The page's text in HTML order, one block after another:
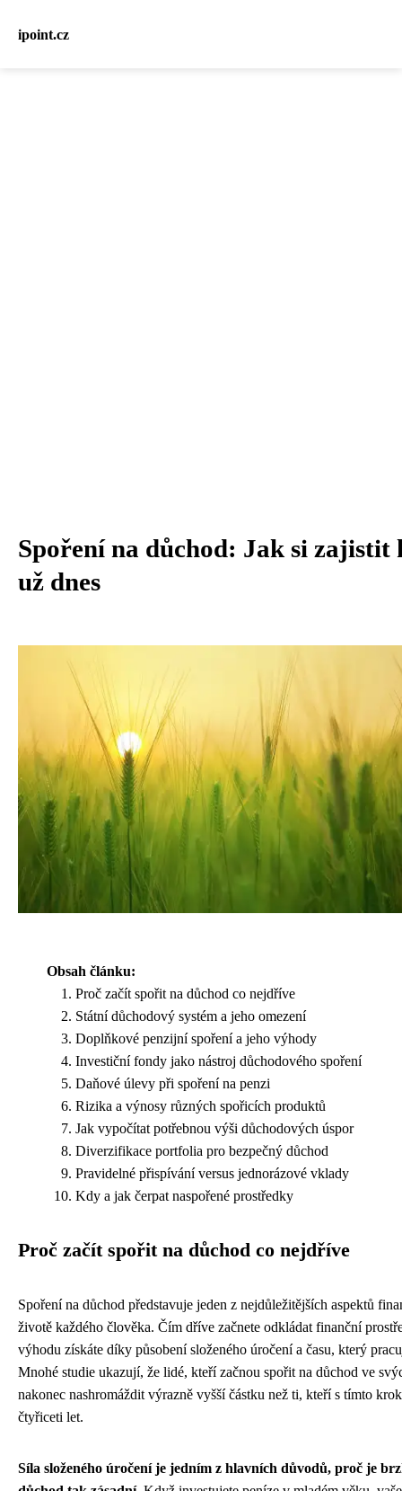
ipoint.cz
Spoření na důchod: Jak si zajistit
už dnes
Obsah článku:
Proč začít spořit na důchod co nejdříve
Státní důchodový systém a jeho omezení
Doplňkové penzijní spoření a jeho výhody
Investiční fondy jako nástroj důchodového spoření
Daňové úlevy při spoření na penzi
Rizika a výnosy různých spořicích produktů
Jak vypočítat potřebnou výši důchodových úspor
Diverzifikace portfolia pro bezpečný důchod
Pravidelné přispívání versus jednorázové vklady
Kdy a jak čerpat naspořené prostředky
Proč začít spořit na důchod co nejdříve
Spoření na důchod představuje jeden z nejdůležitějších aspektů
životě každého člověka. Čím dříve začnete odkládat finanční
výhodu získáte díky působení složeného úročení a času, který
Mnohé studie ukazují, že lidé, kteří začnou spořit na důchod ve
nakonec nashromáždit výrazně vyšší částku než ti, kteří s tímto
čtyřiceti let.
Síla složeného úročení je jedním z hlavních důvodů, proč je